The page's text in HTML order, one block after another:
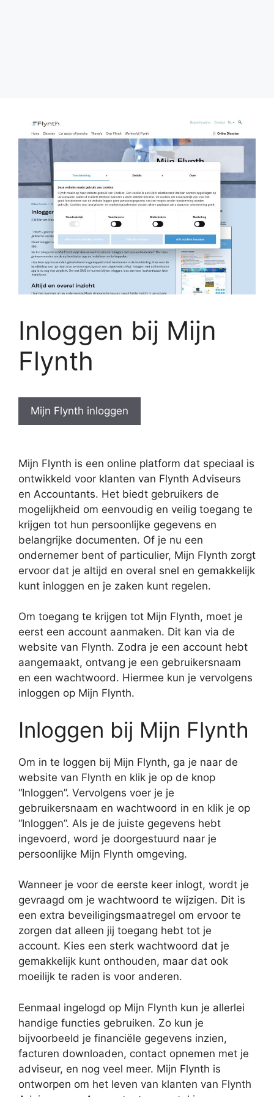
Inloggen bij Mijn
Flynth
Mijn Flynth inloggen
Mijn Flynth is een online platform dat speciaal is
ontwikkeld voor klanten van Flynth Adviseurs
en Accountants. Het biedt gebruikers de
mogelijkheid om eenvoudig en veilig toegang te
krijgen tot hun persoonlijke gegevens en
belangrijke documenten. Of je nu een
ondernemer bent of particulier, Mijn Flynth zorgt
ervoor dat je altijd en overal snel en gemakkelijk
kunt inloggen en je zaken kunt regelen.
Om toegang te krijgen tot Mijn Flynth, moet je
eerst een account aanmaken. Dit kan via de
website van Flynth. Zodra je een account hebt
aangemaakt, ontvang je een gebruikersnaam
en een wachtwoord. Hiermee kun je vervolgens
inloggen op Mijn Flynth.
Inloggen bij Mijn Flynth
Om in te loggen bij Mijn Flynth, ga je naar de
website van Flynth en klik je op de knop
“Inloggen”. Vervolgens voer je je
gebruikersnaam en wachtwoord in en klik je op
“Inloggen”. Als je de juiste gegevens hebt
ingevoerd, word je doorgestuurd naar je
persoonlijke Mijn Flynth omgeving.
Wanneer je voor de eerste keer inlogt, wordt je
gevraagd om je wachtwoord te wijzigen. Dit is
een extra beveiligingsmaatregel om ervoor te
zorgen dat alleen jij toegang hebt tot je
account. Kies een sterk wachtwoord dat je
gemakkelijk kunt onthouden, maar dat ook
moeilijk te raden is voor anderen.
Eenmaal ingelogd op Mijn Flynth kun je allerlei
handige functies gebruiken. Zo kun je
bijvoorbeeld je financiële gegevens inzien,
facturen downloaden, contact opnemen met je
adviseur, en nog veel meer. Mijn Flynth is
ontworpen om het leven van klanten van Flynth